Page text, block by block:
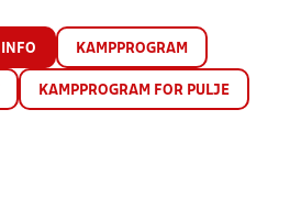
INFO KAMPPROGRAM
KAMPPROGRAM FOR PULJE